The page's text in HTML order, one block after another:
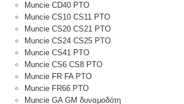
Muncie CD40 PTO
Muncie CS10 CS11 PTO
Muncie CS20 CS21 PTO
Muncie CS24 CS25 PTO
Muncie CS41 PTO
Muncie CS6 CS8 PTO
Muncie FR FA PTO
Muncie FR66 PTO
Muncie GA GM δυναμοδότη